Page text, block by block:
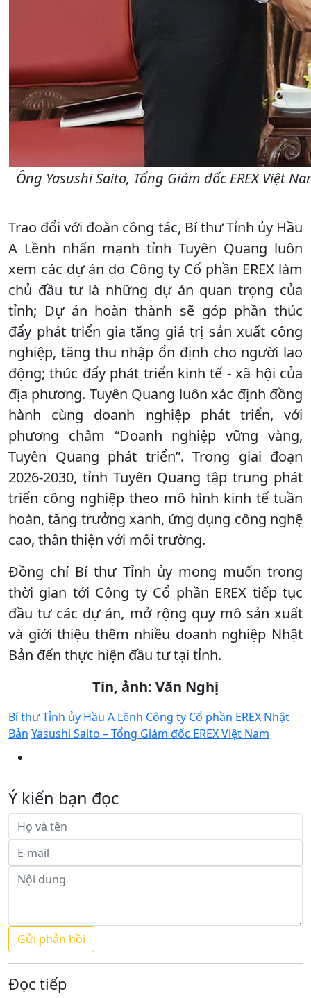
Ông Yasushi Saito, Tổng Giám đốc EREX Việt
Trao đổi với đoàn công tác, Bí thư Tỉnh ủy Hầu
A Lềnh nhấn mạnh tỉnh Tuyên Quang luôn
xem các dự án do Công ty Cổ phần EREX làm
chủ đầu tư là những dự án quan trọng của
tỉnh; Dự án hoàn thành sẽ góp phần thúc
đẩy phát triển gia tăng giá trị sản xuất công
nghiệp, tăng thu nhập ổn định cho người lao
động; thúc đẩy phát triển kinh tế - xã hội của
địa phương. Tuyên Quang luôn xác định đồng
hành cùng doanh nghiệp phát triển, với
phương châm “Doanh nghiệp vững vàng,
Tuyên Quang phát triển”. Trong giai đoạn
2026-2030, tỉnh Tuyên Quang tập trung phát
triển công nghiệp theo mô hình kinh tế tuần
hoàn, tăng trưởng xanh, ứng dụng công nghệ
cao, thân thiện với môi trường.
Đồng chí Bí thư Tỉnh ủy mong muốn trong
thời gian tới Công ty Cổ phần EREX tiếp tục
đầu tư các dự án, mở rộng quy mô sản xuất
và giới thiệu thêm nhiều doanh nghiệp Nhật
Bản đến thực hiện đầu tư tại tỉnh.
Tin, ảnh: Văn Nghị
Bí thư Tỉnh ủy Hầu A Lềnh Công ty Cổ phần EREX Nhật
Bản Yasushi Saito – Tổng Giám đốc EREX Việt Nam
Ý kiến bạn đọc
Đọc tiếp